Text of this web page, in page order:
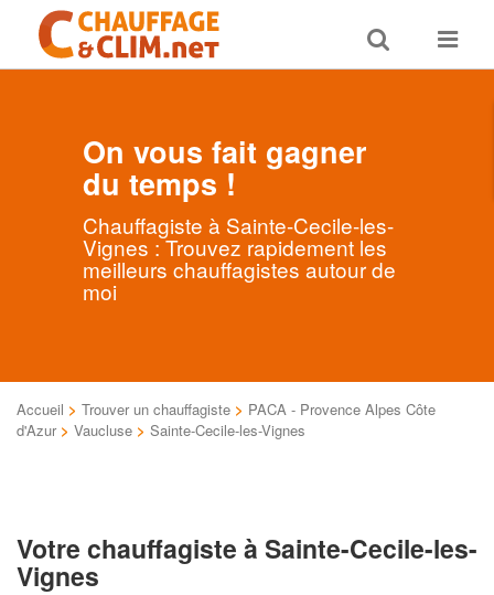
Toggle
search
Toggle
On vous fait gagner
du temps !
Chauffagiste à Sainte-Cecile-les-
Vignes : Trouvez rapidement les
meilleurs chauffagistes autour de
moi
Accueil > Trouver un chauffagiste > PACA - Provence Alpes Côte
d'Azur > Vaucluse > Sainte-Cecile-les-Vignes
Votre chauffagiste à Sainte-Cecile-les-
Vignes